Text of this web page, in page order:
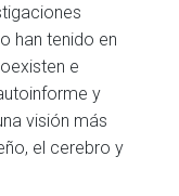
han tenido en
e
y
visión más
el cerebro y